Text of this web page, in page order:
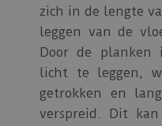
zich in de lengte
leggen van de
Door de
licht te leggen,
getrokken en
verspreid. Dit